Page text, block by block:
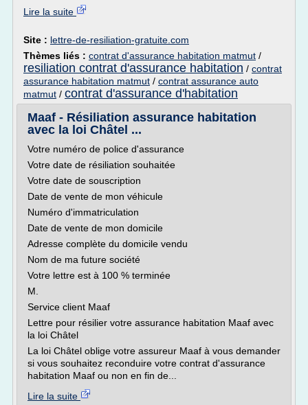
Lire la suite
Site : lettre-de-resiliation-gratuite.com
Thèmes liés : contrat d'assurance habitation matmut /
resiliation contrat d'assurance habitation / contrat
assurance habitation matmut / contrat assurance auto
matmut / contrat d'assurance d'habitation
Maaf - Résiliation assurance habitation
avec la loi Châtel ...
Votre numéro de police d'assurance
Votre date de résiliation souhaitée
Votre date de souscription
Date de vente de mon véhicule
Numéro d'immatriculation
Date de vente de mon domicile
Adresse complète du domicile vendu
Nom de ma future société
Votre lettre est à 100 % terminée
M.
Service client Maaf
Lettre pour résilier votre assurance habitation Maaf avec
la loi Châtel
La loi Châtel oblige votre assureur Maaf à vous demander
si vous souhaitez reconduire votre contrat d'assurance
habitation Maaf ou non en fin de...
Lire la suite